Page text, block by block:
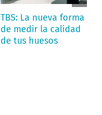
TBS: La nueva forma
de medir la calidad
de tus huesos